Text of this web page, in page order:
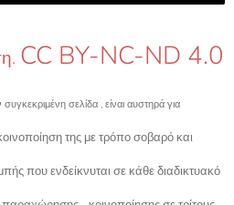
CC BY-NC-ND 4.0
σελίδα , είναι αυστηρά για
της με τρόπο σοβαρό και
που ενδείκνυται σε κάθε διαδικτυακό